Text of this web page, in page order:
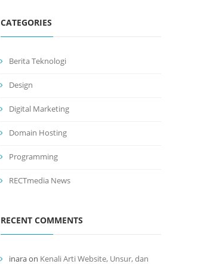
CATEGORIES
Berita Teknologi
Design
Digital Marketing
Domain Hosting
Programming
RECTmedia News
RECENT COMMENTS
inaraon Kenali Arti Website, Unsur, dan